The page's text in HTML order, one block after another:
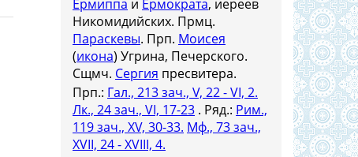
Ермиппа и Ермократа, иереев
Никомидийских. Прмц.
Параскевы. Прп. Моисея
(икона) Угрина, Печерского.
Сщмч. Сергия пресвитера.
Прп.: Гал., 213 зач., V, 22 - VI, 2.
Лк., 24 зач., VI, 17-23 . Ряд.: Рим.,
119 зач., XV, 30-33. Мф., 73 зач.,
XVII, 24 - XVIII, 4.